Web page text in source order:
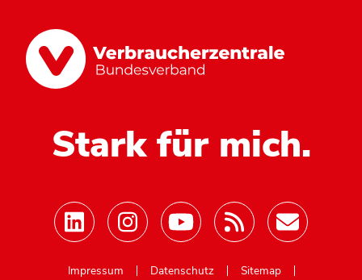
Stark für mich.
Impressum
Datenschutz
Sitemap